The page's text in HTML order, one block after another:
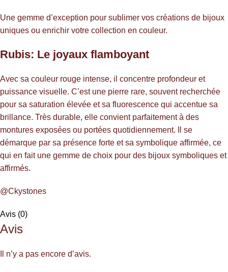
Une gemme d’exception pour sublimer vos créations de bijoux
uniques ou enrichir votre collection en couleur.
Rubis: Le joyaux flamboyant
Avec sa couleur rouge intense, il concentre profondeur et
puissance visuelle. C’est une pierre rare, souvent recherchée
pour sa saturation élevée et sa fluorescence qui accentue sa
brillance. Très durable, elle convient parfaitement à des
montures exposées ou portées quotidiennement. Il se
démarque par sa présence forte et sa symbolique affirmée, ce
qui en fait une gemme de choix pour des bijoux symboliques et
affirmés.
@Ckystones
Avis (0)
Avis
Il n’y a pas encore d’avis.